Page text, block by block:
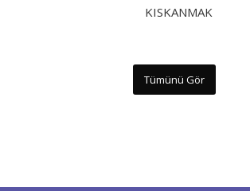
KISKANMAK
Tümünü Gör